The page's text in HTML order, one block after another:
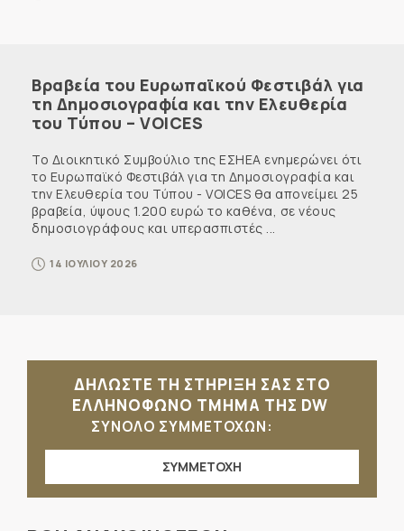
Βραβεία του Ευρωπαϊκού Φεστιβάλ για
τη Δημοσιογραφία και την Ελευθερία
του Τύπου – VOICES
Το Διοικητικό Συμβούλιο της ΕΣΗΕΑ ενημερώνει ότι
το Ευρωπαϊκό Φεστιβάλ για τη Δημοσιογραφία και
την Ελευθερία του Τύπου - VOICES θα απονείμει 25
βραβεία, ύψους 1.200 ευρώ το καθένα, σε νέους
δημοσιογράφους και υπερασπιστές ...
14 ΙΟΥΛΙΟΥ 2026
ΔΗΛΩΣΤΕ ΤΗ ΣΤΗΡΙΞΗ ΣΑΣ ΣΤΟ
ΕΛΛΗΝΟΦΩΝΟ ΤΜΗΜΑ ΤΗΣ DW
ΣΥΝΟΛΟ ΣΥΜΜΕΤΟΧΩΝ:
ΣΥΜΜΕΤΟΧΗ